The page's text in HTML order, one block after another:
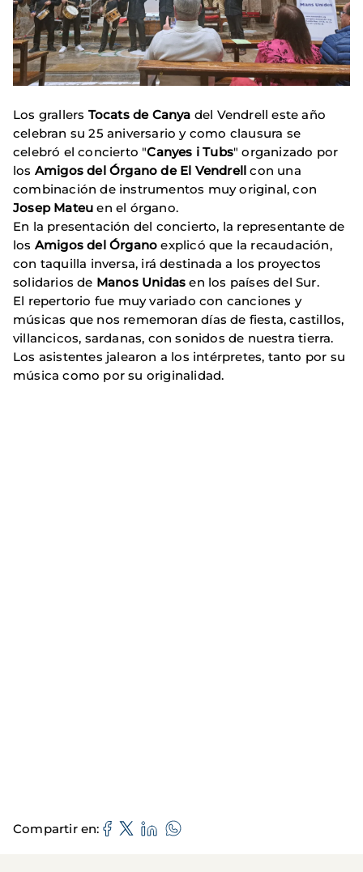
Los grallers Tocats de Canya del Vendrell este año
celebran su 25 aniversario y como clausura se
celebró el concierto "Canyes i Tubs" organizado por
los Amigos del Órgano de El Vendrell con una
combinación de instrumentos muy original, con
Josep Mateu en el órgano.
En la presentación del concierto, la representante de
los Amigos del Órgano explicó que la recaudación,
con taquilla inversa, irá destinada a los proyectos
solidarios de Manos Unidas en los países del Sur.
El repertorio fue muy variado con canciones y
músicas que nos rememoran días de fiesta, castillos,
villancicos, sardanas, con sonidos de nuestra tierra.
Los asistentes jalearon a los intérpretes, tanto por su
música como por su originalidad.
Compartir en